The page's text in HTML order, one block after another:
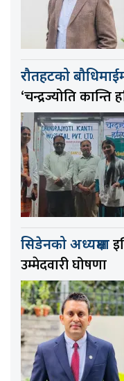
रौतहटको
‘चन्द्रज्योति कान्ति
सिडेनको अध्यक्षमा
उम्मेदवारी घोषणा